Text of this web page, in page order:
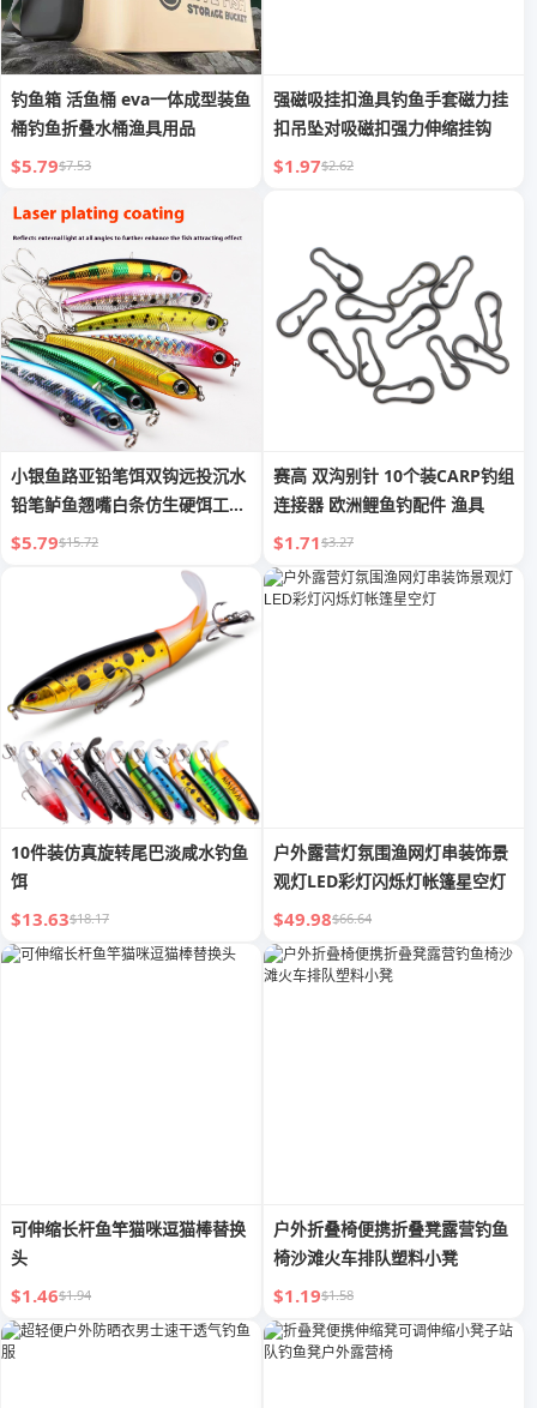
钓鱼箱 活鱼桶 eva一体成型装鱼
桶钓鱼折叠水桶渔具用品
$5.79$7.53
强磁吸挂扣渔具钓鱼手套磁力挂
扣吊坠对吸磁扣强力伸缩挂钩
$1.97$2.62
小银鱼路亚铅笔饵双钩远投沉水
铅笔鲈鱼翘嘴白条仿生硬饵工厂
批发
$5.79$15.72
赛高 双沟别针 10个装CARP钓组
连接器 欧洲鲤鱼钓配件 渔具
$1.71$3.27
10件装仿真旋转尾巴淡咸水钓鱼
饵
$13.63$18.17
户外露营灯氛围渔网灯串装饰景
观灯LED彩灯闪烁灯帐篷星空灯
$49.98$66.64
可伸缩长杆鱼竿猫咪逗猫棒替换
头
$1.46$1.94
户外折叠椅便携折叠凳露营钓鱼
椅沙滩火车排队塑料小凳
$1.19$1.58